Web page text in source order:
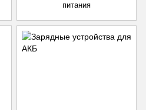
питания